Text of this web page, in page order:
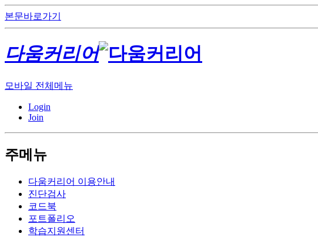
본문바로가기
다움커리어
모바일 전체메뉴
Login
Join
주메뉴
다움커리어 이용안내
진단검사
코드북
포트폴리오
학습지원센터